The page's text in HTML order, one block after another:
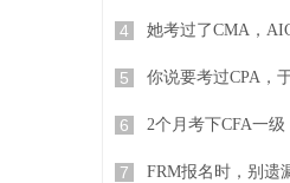
4 她考过了CMA，
5 你说要考过CPA，
6 2个月考下CFA一级，这
7 FRM报名时，别遗